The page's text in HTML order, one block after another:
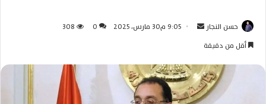
حسن النجار
ل
ب
ر
9:05 م30 مارس، 2025 0
308
أقل من دقيقة